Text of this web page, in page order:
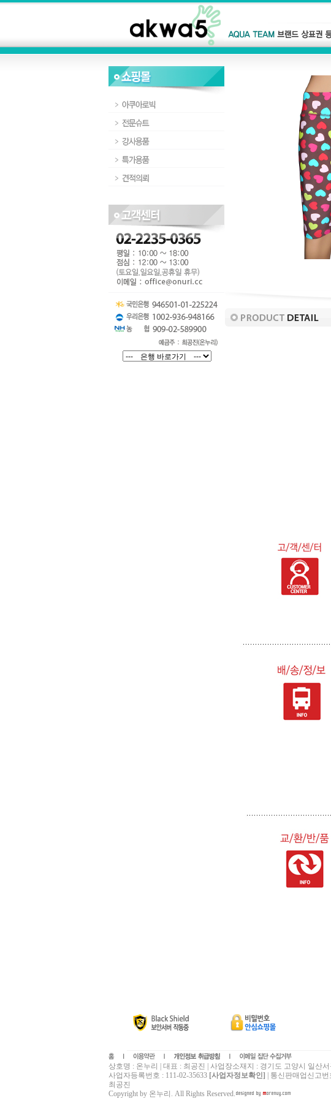
상호명 : 온누리 | 대표 : 최공진 | 사업장소재지 : 경기도 고양시 일산서
사업자등록번호 : 111-02-35633 [사업자정보확인]
| 통신판매업신고
최공진
Copyright by 온누리. All Rights Reserved.